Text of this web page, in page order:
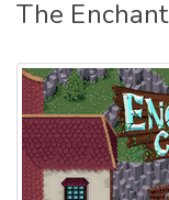
The